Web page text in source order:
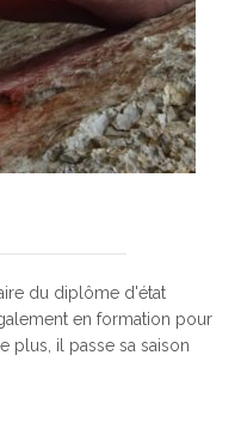
du diplôme d'état
en formation pour
plus, il passe sa saison